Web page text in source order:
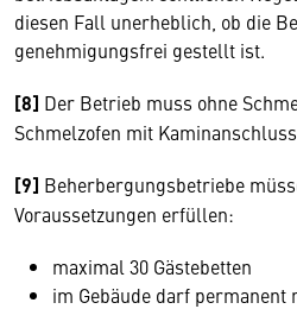
diesen Fall unerheblich, ob die
genehmigungsfrei gestellt ist.
[8] Der Betrieb muss ohne
Schmelzofen mit
[9] Beherbergungsbetriebe
Voraussetzungen erfüllen:
maximal 30 Gästebetten
im Gebäude darf permanent